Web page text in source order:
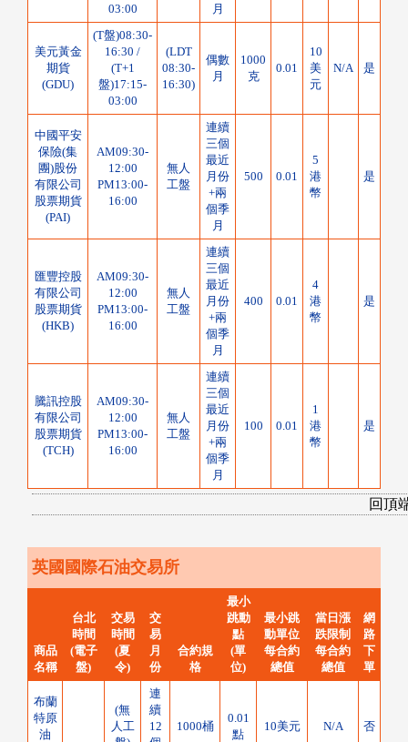
03:00
月
美元黃金
期貨
(GDU)
(T盤)08:30-
16:30 /
(T+1
盤)17:15-
03:00
(LDT
08:30-
16:30)
偶數
月
1000
克
0.01
10
美
元
N/A 是
中國平安
保險(集
團)股份
有限公司
股票期貨
(PAI)
AM09:30-
12:00
PM13:00-
16:00
無人
工盤
連續
三個
最近
月份
+兩
個季
月
500 0.01
5
港
幣
是
匯豐控股
有限公司
股票期貨
(HKB)
AM09:30-
12:00
PM13:00-
16:00
無人
工盤
連續
三個
最近
月份
+兩
個季
月
400 0.01
4
港
幣
是
騰訊控股
有限公司
股票期貨
(TCH)
AM09:30-
12:00
PM13:00-
16:00
無人
工盤
連續
三個
最近
月份
+兩
個季
月
100 0.01
1
港
幣
是
回頂
英國國際石油交易所
商品
名稱
台北
時間
(電子
盤)
交易
時間
(夏
令)
交
易
月
份
合約規
格
最小
跳動
點
(單
位)
最小跳
動單位
每合約
總值
當日漲
跌限制
每合約
總值
網
路
下
單
布蘭
特原
油
(無
人工
連
續
12
1000桶
0.01
點
10美元 N/A 否